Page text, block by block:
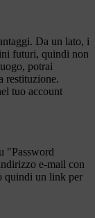
Da un lato, i
futuri, quindi non
potrai
restituzione.
tuo account
"Password
e-mail con
quindi un link per